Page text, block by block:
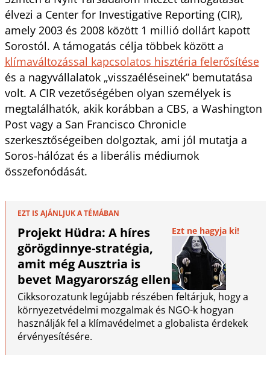
élvezi a Center for Investigative Reporting (CIR),
amely 2003 és 2008 között 1 millió dollárt kapott
Sorostól. A támogatás célja többek között a
klímaváltozással kapcsolatos hisztéria felerősítése
és a nagyvállalatok „visszaéléseinek” bemutatása
volt. A CIR vezetőségében olyan személyek is
megtalálhatók, akik korábban a CBS, a Washington
Post vagy a San Francisco Chronicle
szerkesztőségeiben dolgoztak, ami jól mutatja a
Soros-hálózat és a liberális médiumok
összefonódását.
EZT IS AJÁNLJUK A TÉMÁBAN
Projekt Hüdra: A híres
görögdinnye-stratégia,
amit még Ausztria is
bevet Magyarország ellen
Ezt ne hagyja ki!
Cikksorozatunk legújabb részében feltárjuk, hogy a
környezetvédelmi mozgalmak és NGO-k hogyan
használják fel a klímavédelmet a globalista érdekek
érvényesítésére.